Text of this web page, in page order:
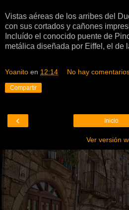
Vistas aéreas de los arribes del
con sus cortados y cañones
Incluído el conocido puente de
metálica diseñada por Eiffel, el de
Yoanito en 12:14 No hay
Compartir
‹ Inicio
Ver versión